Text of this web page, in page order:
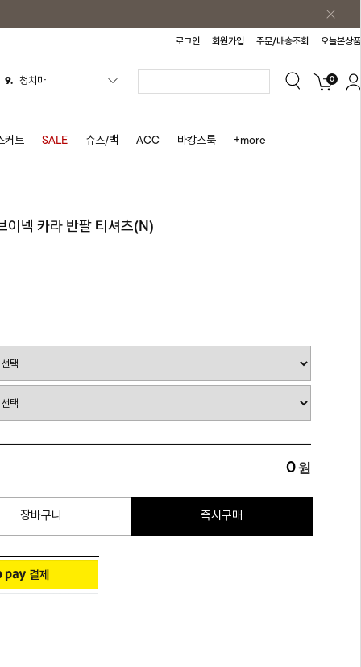
로그인 회원가입 주문/배송조회 오늘본상품
10. 바스락원피스
2.
여름티
0
커트 SALE 슈즈/백 ACC 바캉스룩 +more
넥 카라 반팔 티셔츠(N)
0원
장바구니 즉시구매